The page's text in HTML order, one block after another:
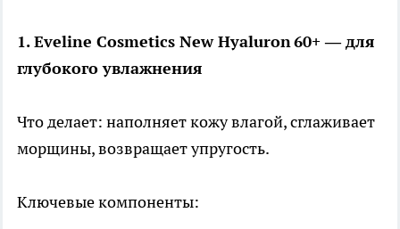
1. Eveline Cosmetics New Hyaluron 60+ — для
глубокого увлажнения
Что делает: наполняет кожу влагой, сглаживает
морщины, возвращает упругость.
Ключевые компоненты: